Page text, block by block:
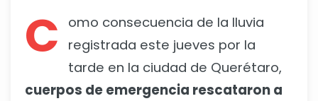
C
omo consecuencia de la lluvia
registrada este jueves por la
tarde en la ciudad de Querétaro,
cuerpos de emergencia rescataron a